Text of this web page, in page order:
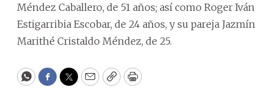
Méndez Caballero, de 51 años; así como Roger Iván
Estigarribia Escobar, de 24 años, y su pareja Jazmín
Marithé Cristaldo Méndez, de 25.
WhatsApp
Facebook
Twitter
EmailCopyPrint